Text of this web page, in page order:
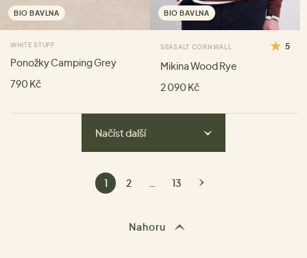
BIO BAVLNA
WHITE STUFF
Ponožky Camping Grey
790 Kč
BIO BAVLNA
SEASALT CORNWALL 5
Mikina Wood Rye
2 090 Kč
Nahoru
Načíst další
1 2 13